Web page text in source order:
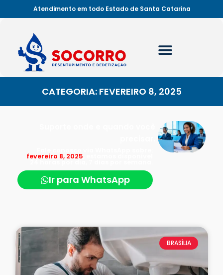
Atendimento em todo Estado de Santa Catarina
CATEGORIA: FEVEREIRO 8, 2025
fevereiro 8, 2025
24 horas por dia, 7 dias por semana.
Ir para WhatsApp
BRASÍLIA